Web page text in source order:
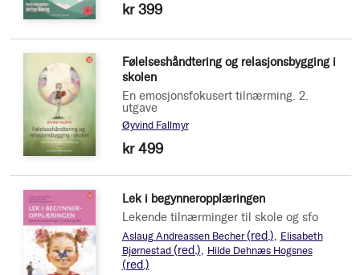
kr 399
Følelseshåndtering og relasjonsbygging i
skolen
En emosjonsfokusert tilnærming. 2.
utgave
Øyvind Fallmyr
kr 499
Lek i begynneropplæringen
Lekende tilnærminger til skole og sfo
Aslaug Andreassen Becher (red.)
Elisabeth
Bjørnestad (red.) Hilde Dehnæs Hogsnes
(red.)